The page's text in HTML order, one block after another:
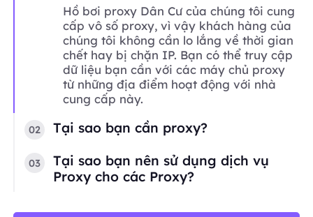
Hồ bơi proxy Dân Cư của chúng tôi cung
cấp vô số proxy, vì vậy khách hàng của
chúng tôi không cần lo lắng về thời gian
chết hay bị chặn IP. Bạn có thể truy cập
dữ liệu bạn cần với các máy chủ proxy
từ những địa điểm hoạt động với nhà
cung cấp này.
02 Tại sao bạn cần proxy?
03
Tại sao bạn nên sử dụng dịch vụ
Proxy cho các Proxy?